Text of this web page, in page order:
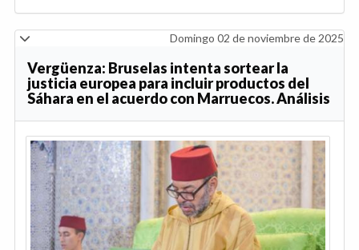
Domingo 02 de noviembre de 2025
Vergüenza: Bruselas intenta sortear la
justicia europea para incluir productos del
Sáhara en el acuerdo con Marruecos. Análisis